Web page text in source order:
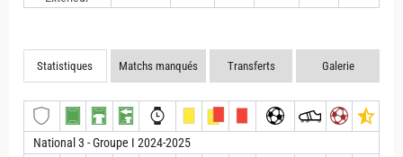
Statistiques Matchs manqués Transferts Galerie
National 3 - Groupe I 2024-2025